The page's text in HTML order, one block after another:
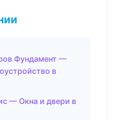
Фундамент —
в
— Окна и двери в